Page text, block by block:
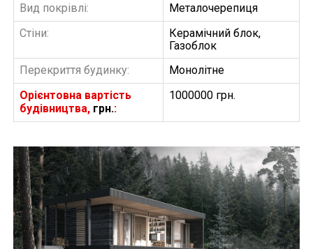
Вид покрівлі:
Металочерепиця
Стіни:
Керамічний блок,
Газоблок
Перекриття будинку:
Монолітне
Орієнтовна вартість
будівництва, грн.:
1000000 грн.
БУДІВНИЦТВО БУДИНКІВ
З
АББ”ТВІЙ ПРОЕКТ”